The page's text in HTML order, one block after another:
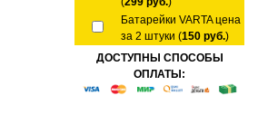
Батарейки VARTA цена
за 2 штуки (150 руб.)
ДОСТУПНЫ СПОСОБЫ
ОПЛАТЫ: